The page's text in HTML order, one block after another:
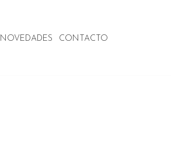
NOVEDADES CONTACTO